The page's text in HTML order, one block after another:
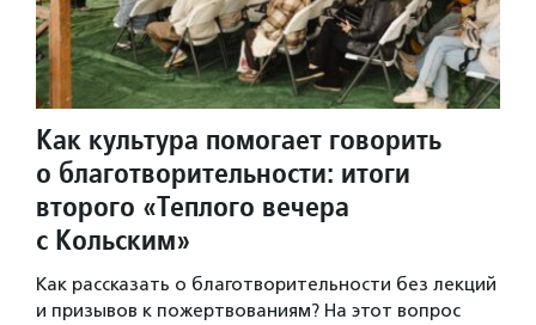
Как культура помогает говорить
о благотворительности: итоги
второго «Теплого вечера
с Кольским»
Как рассказать о благотворительности без лекций
и призывов к пожертвованиям? На этот вопрос